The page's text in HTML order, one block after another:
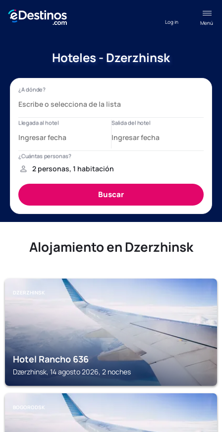
Menú
Log in
Hoteles - Dzerzhinsk
Alojamiento en Dzerzhinsk
DZERZHINSK
Hotel Rancho 636
Dzerzhinsk, 14 agosto 2026, 2 noches
BOGORODSK